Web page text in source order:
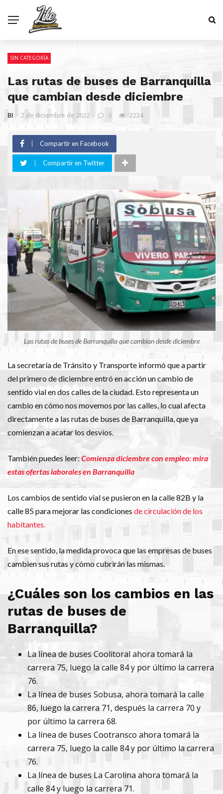
SIN CATEGORÍA
Las rutas de buses de Barranquilla
que cambian desde diciembre
BI 2 de diciembre de 2022 0 2224
Compartir en Facebook
Compartir en Twitter
Las rutas de buses de Barranquilla que cambian desde diciembre
La secretaría de Tránsito y Transporte informó que a partir
del primero de diciembre entró en acción un cambio de
sentido vial en dos calles de la ciudad. Esto representa un
cambio en cómo nos movemos por las calles, lo cual afecta
directamente a las rutas de buses de Barranquilla, que ya
comienzan a acatar los desvíos.
También puedes leer: Comienza diciembre con empleo: mira
estas ofertas laborales en Barranquilla
Los cambios de sentido vial se pusieron en la calle 82B y la
calle 85 para mejorar las condiciones de circulación de los
habitantes.
En ese sentido, la medida provoca que las empresas de buses
cambien sus rutas y cómo cubrirán las mismas.
¿Cuáles son los cambios en las
rutas de buses de
Barranquilla?
La línea de buses Coolitoral ahora tomará la
carrera 75, luego la calle 84 y por último la carrera
76.
La línea de buses Sobusa, ahora tomará la calle
86, luego la carrera 71, después la carrera 70 y
por último la carrera 68.
La línea de buses Cootransco ahora tomará la
carrera 75, luego la calle 84 y por último la carrera
76.
La línea de buses La Carolina ahora tomará la
calle 84 y luego la carrera 71.